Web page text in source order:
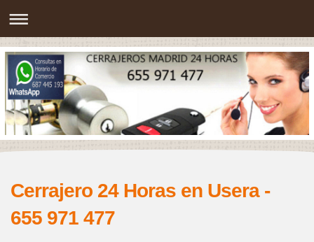
Cerrajero 24 Horas en Usera -
655 971 477